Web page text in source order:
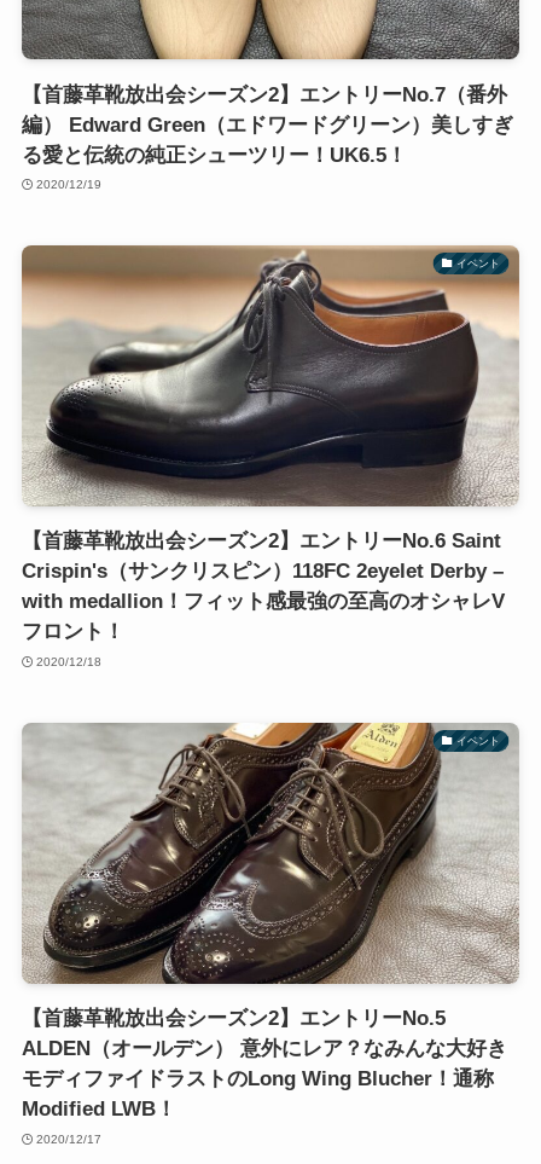
【首藤革靴放出会シーズン2】エントリーNo.7（番外
編） Edward Green（エドワードグリーン）美しすぎ
る愛と伝統の純正シューツリー！UK6.5！
2020/12/19
イベント
【首藤革靴放出会シーズン2】エントリーNo.6 Saint
Crispin's（サンクリスピン）118FC 2eyelet Derby –
with medallion！フィット感最強の至高のオシャレV
フロント！
2020/12/18
イベント
【首藤革靴放出会シーズン2】エントリーNo.5
ALDEN（オールデン） 意外にレア？なみんな大好き
モディファイドラストのLong Wing Blucher！通称
Modified LWB！
2020/12/17